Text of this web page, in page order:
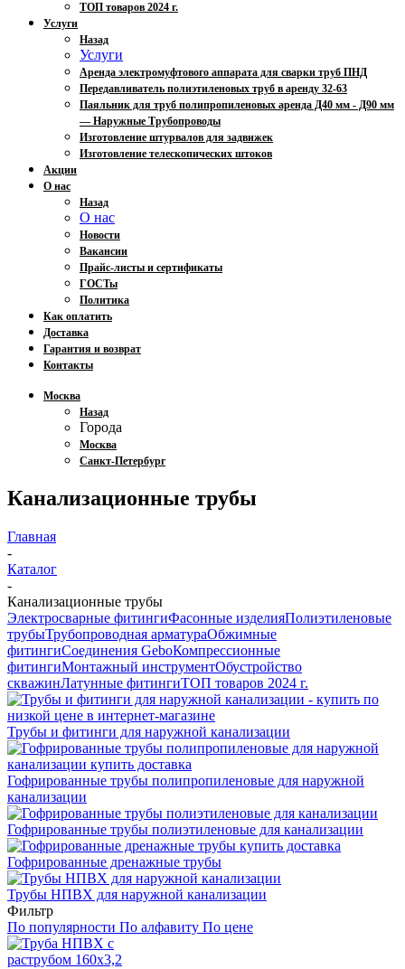
ТОП товаров 2024 г.
Услуги
Назад
Услуги
Аренда электромуфтового аппарата для сварки труб ПНД
Передавливатель полиэтиленовых труб в аренду 32-63
Паяльник для труб полипропиленовых аренда Д40 мм - Д90 мм
— Наружные Трубопроводы
Изготовление штурвалов для задвижек
Изготовление телескопических штоков
Акции
О нас
Назад
О нас
Новости
Вакансии
Прайс-листы и сертификаты
ГОСТы
Политика
Как оплатить
Доставка
Гарантия и возврат
Контакты
Москва
Назад
Города
Москва
Санкт-Петербург
Канализационные трубы
Главная
-
Каталог
-
Канализационные трубы
Электросварные фитингиФасонные изделияПолиэтиленовые
трубыТрубопроводная арматураОбжимные
фитингиСоединения GeboКомпрессионные
фитингиМонтажный инструментОбустройство
скважинЛатунные фитингиТОП товаров 2024 г.
Трубы и фитинги для наружной канализации
Гофрированные трубы полипропиленовые для наружной
канализации
Гофрированные трубы полиэтиленовые для канализации
Гофрированные дренажные трубы
Трубы НПВХ для наружной канализации
Фильтр
По популярности По алфавиту По цене